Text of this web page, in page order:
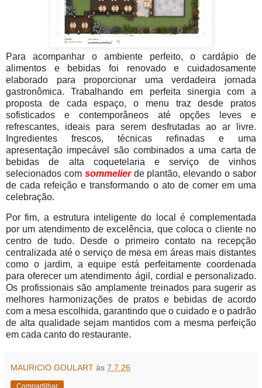
Para acompanhar o ambiente perfeito, o cardápio de
alimentos e bebidas foi renovado e cuidadosamente
elaborado para proporcionar uma verdadeira jornada
gastronômica. Trabalhando em perfeita sinergia com a
proposta de cada espaço, o menu traz desde pratos
sofisticados e contemporâneos até opções leves e
refrescantes, ideais para serem desfrutadas ao ar livre.
Ingredientes frescos, técnicas refinadas e uma
apresentação impecável são combinados a uma carta de
bebidas de alta coquetelaria e serviço de vinhos
selecionados com sommelierde plantão, elevando o sabor
de cada refeição e transformando o ato de comer em uma
celebração.
Por fim, a estrutura inteligente do local é complementada
por um atendimento de excelência, que coloca o cliente no
centro de tudo. Desde o primeiro contato na recepção
centralizada até o serviço de mesa em áreas mais distantes
como o jardim, a equipe está perfeitamente coordenada
para oferecer um atendimento ágil, cordial e personalizado.
Os profissionais são amplamente treinados para sugerir as
melhores harmonizações de pratos e bebidas de acordo
com a mesa escolhida, garantindo que o cuidado e o padrão
de alta qualidade sejam mantidos com a mesma perfeição
em cada canto do restaurante.
MAURICIO GOULART às 7.7.26